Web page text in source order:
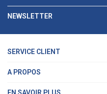
NEWSLETTER
SERVICE CLIENT
A PROPOS
EN SAVOIR PLUS